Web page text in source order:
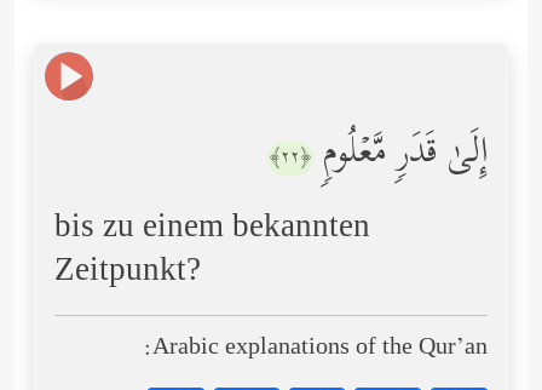
إِلَىٰ قَدَرࣲ مَّعۡلُومࣲ ﴿٢٢﴾
bis zu einem bekannten
Zeitpunkt?
Arabic explanations of the Qur’an: